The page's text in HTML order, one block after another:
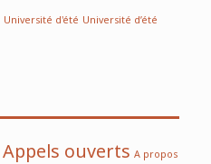
Université d'été Université d’été
Appels ouverts A propos